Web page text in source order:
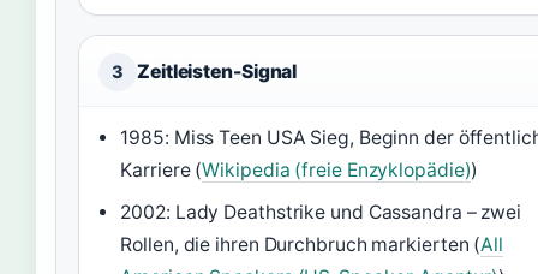
3 Zeitleisten-Signal
1985: Miss Teen USA Sieg, Beginn der
Karriere (Wikipedia (freie Enzyklopädie))
2002: Lady Deathstrike und Cassandra – zwei
Rollen, die ihren Durchbruch markierten (All